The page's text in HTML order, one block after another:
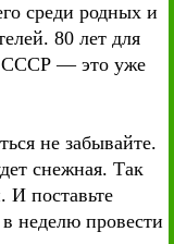
среди родных и
80 лет для
СССР — это уже
не забывайте.
снежная. Так
И поставьте
неделю провести